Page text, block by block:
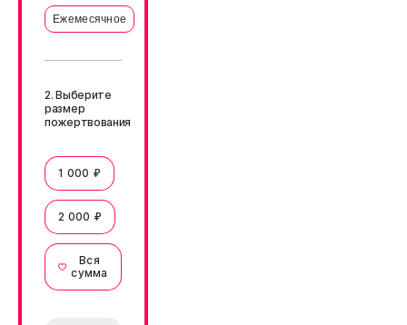
Ежемесячное
2. Выберите
размер
пожертвования
1 000 ₽
2 000 ₽
Вся
сумма